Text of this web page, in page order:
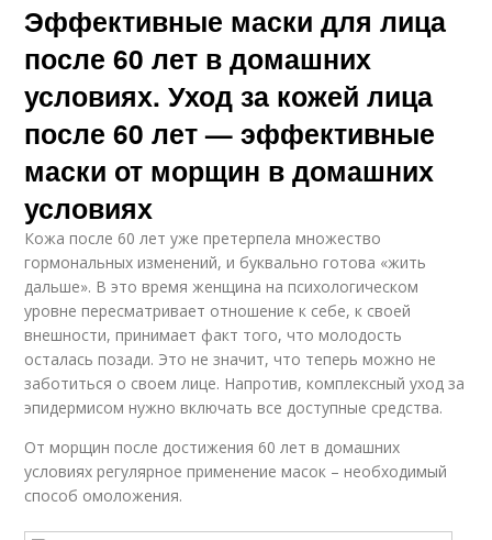
Эффективные маски для лица
после 60 лет в домашних
условиях. Уход за кожей лица
после 60 лет — эффективные
маски от морщин в домашних
условиях
Кожа после 60 лет уже претерпела множество
гормональных изменений, и буквально готова «жить
дальше». В это время женщина на психологическом
уровне пересматривает отношение к себе, к своей
внешности, принимает факт того, что молодость
осталась позади. Это не значит, что теперь можно не
заботиться о своем лице. Напротив, комплексный уход за
эпидермисом нужно включать все доступные средства.
От морщин после достижения 60 лет в домашних
условиях регулярное применение масок – необходимый
способ омоложения.